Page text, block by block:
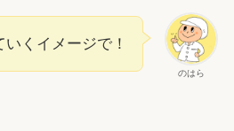
のはら
くイメージで！